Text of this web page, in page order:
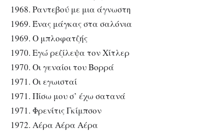
1968. Ραντεβού με μια άγνωστη
1969. Ένας μάγκας στα σαλόνια
1969. Ο μπλοφατζής
1970. Εγώ ρεζίλεψα τον Χίτλερ
1970. Οι γεναίοι του Βορρά
1971. Οι εγωισταί
1971. Πίσω μου σ’ έχω σατανά
1971. Φρενίτις Γκίμπσον
1972. Αέρα Αέρα Αέρα